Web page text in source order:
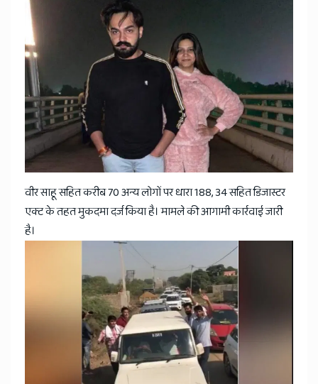
वीर साहू सहित करीब 70 अन्य लोगों पर धारा 188, 34 सहित डिजास्टर
एक्ट के तहत मुकदमा दर्ज किया है। मामले की आगामी कार्रवाई जारी
है।